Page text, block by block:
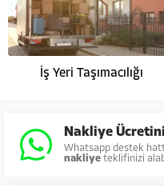
İş Yeri Taşımacılığı
Nakliye
Whatsapp destek
nakliye teklifinizi